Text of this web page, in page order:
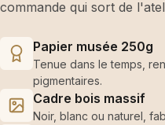
commande qui sort de
Papier musée 250g
Tenue dans le temps,
pigmentaires.
Cadre bois massif
Noir, blanc ou naturel,